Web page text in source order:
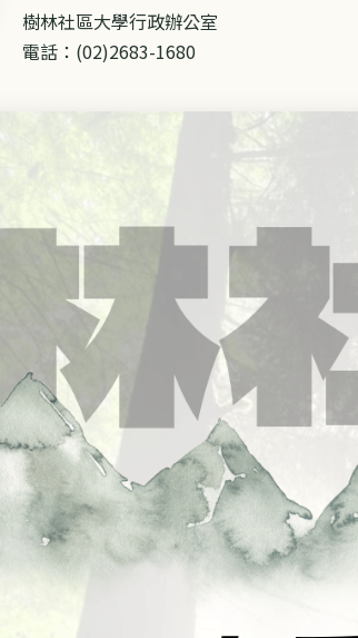
樹林社區大學行政辦公室
​電話：(02)2683-1680